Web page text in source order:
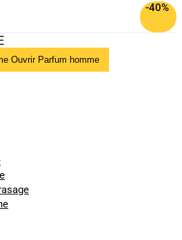
-40%
Ouvrir Parfum homme